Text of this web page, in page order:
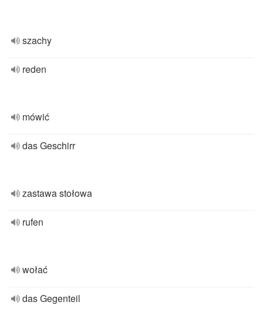
szachy
reden
mówić
das Geschirr
zastawa stołowa
rufen
wołać
das Gegenteil